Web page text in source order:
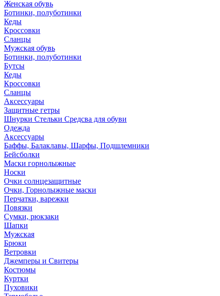
Женская обувь
Ботинки, полуботинки
Кеды
Кроссовки
Сланцы
Мужская обувь
Ботинки, полуботинки
Бутсы
Кеды
Кроссовки
Сланцы
Аксессуары
Защитные гетры
Шнурки Стельки Средсва для обуви
Одежда
Аксессуары
Баффы, Балаклавы, Шарфы, Подшлемники
Бейсболки
Маски горнолыжные
Носки
Очки солнцезащитные
Очки, Горнолыжные маски
Перчатки, варежки
Повязки
Сумки, рюкзаки
Шапки
Мужская
Брюки
Ветровки
Джемперы и Свитеры
Костюмы
Куртки
Пуховики